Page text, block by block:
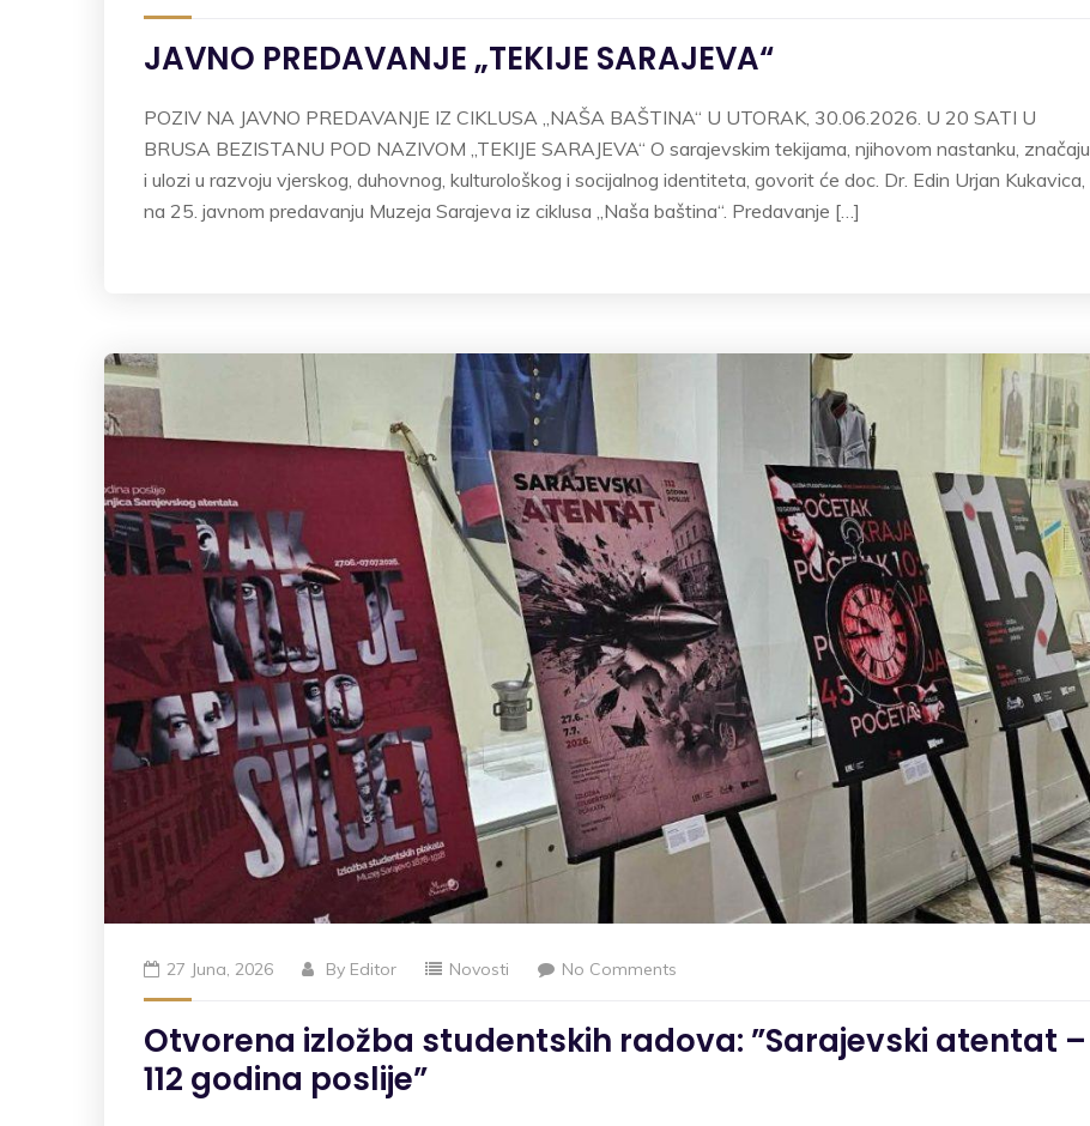
JAVNO PREDAVANJE „TEKIJE SARAJEVA“
POZIV NA JAVNO PREDAVANJE IZ CIKLUSA „NAŠA BAŠTINA“ U UTORAK, 30.06.2026. U 20 SATI U
BRUSA BEZISTANU POD NAZIVOM „TEKIJE SARAJEVA“ O sarajevskim tekijama, njihovom nastanku, značaju
i ulozi u razvoju vjerskog, duhovnog, kulturološkog i socijalnog identiteta, govorit će doc. Dr. Edin Urjan Kukavica,
na 25. javnom predavanju Muzeja Sarajeva iz ciklusa „Naša baština“. Predavanje […]
27 Juna, 2026 By Editor Novosti No Comments
Otvorena izložba studentskih radova: ”Sarajevski atentat –
112 godina poslije”